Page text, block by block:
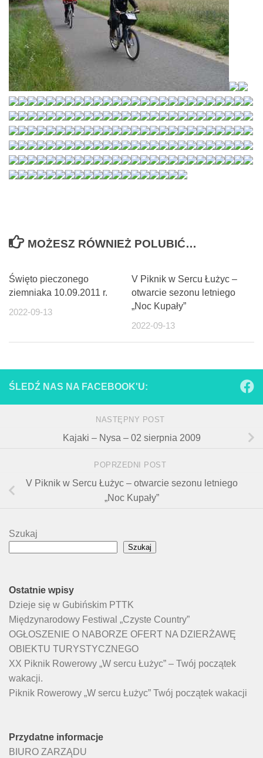
MOŻESZ RÓWNIEŻ POLUBIĆ…
Święto pieczonego
ziemniaka 10.09.2011 r.
2022-09-13
V Piknik w Sercu Łużyc –
otwarcie sezonu letniego
„Noc Kupały”
2022-09-13
ŚLEDŹ NAS NA FACEBOOK'U:
NASTĘPNY POST
Kajaki – Nysa – 02 sierpnia 2009
POPRZEDNI POST
V Piknik w Sercu Łużyc – otwarcie sezonu letniego
„Noc Kupały”
Szukaj
Szukaj
Ostatnie wpisy
Dzieje się w Gubińskim PTTK
Międzynarodowy Festiwal „Czyste Country”
OGŁOSZENIE O NABORZE OFERT NA DZIERŻAWĘ
OBIEKTU TURYSTYCZNEGO
XX Piknik Rowerowy „W sercu Łużyc” – Twój początek
wakacji.
Piknik Rowerowy „W sercu Łużyc” Twój początek wakacji
Przydatne informacje
BIURO ZARZĄDU